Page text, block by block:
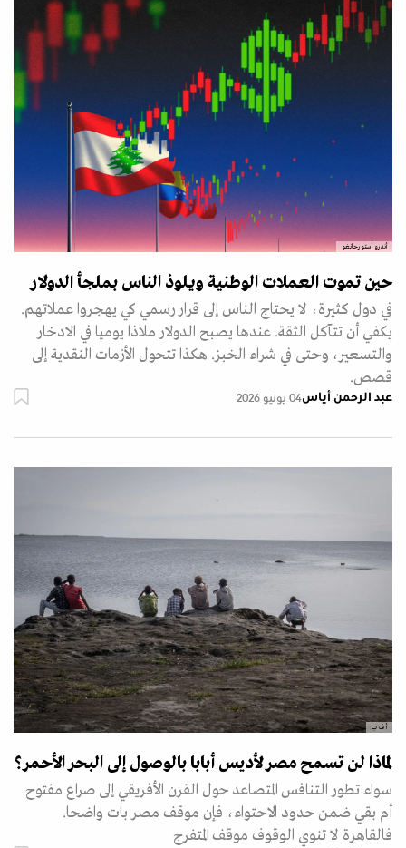
أندرو أستورجانغو
حين تموت العملات الوطنية ويلوذ الناس بملجأ الدولار
في دول كثيرة، لا يحتاج الناس إلى قرار رسمي كي يهجروا عملاتهم.
يكفي أن تتآكل الثقة. عندها يصبح الدولار ملاذا يوميا في الادخار
والتسعير، وحتى في شراء الخبز. هكذا تتحول الأزمات النقدية إلى
قصص.
عبد الرحمن أياس04 يونيو 2026
أ ف ب
لماذا لن تسمح مصر لأديس أبابا بالوصول إلى البحر الأحمر؟
سواء تطور التنافس المتصاعد حول القرن الأفريقي إلى صراع مفتوح
أم بقي ضمن حدود الاحتواء، فإن موقف مصر بات واضحا.
فالقاهرة لا تنوي الوقوف موقف المتفرج